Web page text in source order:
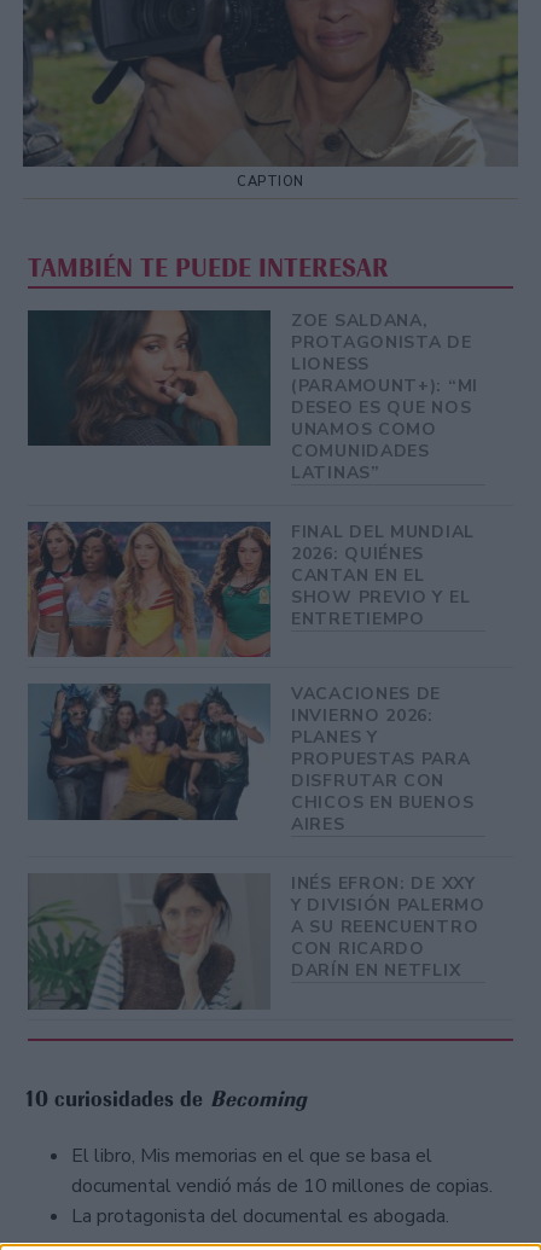
CAPTION
TAMBIÉN TE PUEDE INTERESAR
ZOE SALDANA,
PROTAGONISTA DE
LIONESS
(PARAMOUNT+): “MI
DESEO ES QUE NOS
UNAMOS COMO
COMUNIDADES
LATINAS”
FINAL DEL MUNDIAL
2026: QUIÉNES
CANTAN EN EL
SHOW PREVIO Y EL
ENTRETIEMPO
VACACIONES DE
INVIERNO 2026:
PLANES Y
PROPUESTAS PARA
DISFRUTAR CON
CHICOS EN BUENOS
AIRES
INÉS EFRON: DE XXY
Y DIVISIÓN PALERMO
A SU REENCUENTRO
CON RICARDO
DARÍN EN NETFLIX
10 curiosidades de Becoming
El libro, Mis memorias en el que se basa el
documental vendió más de 10 millones de copias.
La protagonista del documental es abogada.